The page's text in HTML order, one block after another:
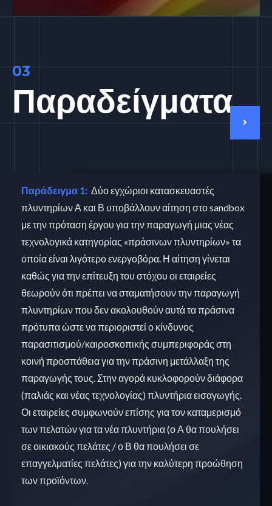
03
Παραδείγματα
Παράδειγμα 1: Δύο εγχώριοι κατασκευαστές
πλυντηρίων Α και Β υποβάλλουν αίτηση στο sandbox
με την πρόταση έργου για την παραγωγή μιας νέας
τεχνολογικά κατηγορίας «πράσινων πλυντηρίων» τα
οποία είναι λιγότερο ενεργοβόρα. Η αίτηση γίνεται
καθώς για την επίτευξη του στόχου οι εταιρείες
θεωρούν ότι πρέπει να σταματήσουν την παραγωγή
πλυντηρίων που δεν ακολουθούν αυτά τα πράσινα
πρότυπα ώστε να περιοριστεί ο κίνδυνος
παρασιτισμού/καιροσκοπικής συμπεριφοράς στη
κοινή προσπάθεια για την πράσινη μετάλλαξη της
παραγωγής τους. Στην αγορά κυκλοφορούν διάφορα
(παλιάς και νέας τεχνολογίας) πλυντήρια εισαγωγής.
Οι εταιρείες συμφωνούν επίσης για τον καταμερισμό
των πελατών για τα νέα πλυντήρια (ο Α θα πουλήσει
σε οικιακούς πελάτες / ο Β θα πουλήσει σε
επαγγελματίες πελάτες) για την καλύτερη προώθηση
των προϊόντων.